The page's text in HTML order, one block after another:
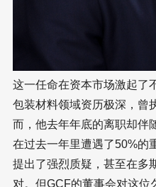
这一任命在资本市场激起了
包装材料领域资历极深，曾
而，他去年年底的离职却伴
在过去一年里遭遇了50%的
提出了强烈质疑，甚至在多
对。但GCF的董事会对这位